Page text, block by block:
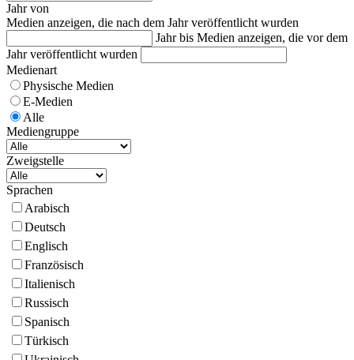
Jahr von
Medien anzeigen, die nach dem Jahr veröffentlicht wurden
Jahr bis Medien anzeigen, die vor dem
Jahr veröffentlicht wurden
Medienart
Physische Medien
E-Medien
Alle
Mediengruppe
Zweigstelle
Sprachen
Arabisch
Deutsch
Englisch
Französisch
Italienisch
Russisch
Spanisch
Türkisch